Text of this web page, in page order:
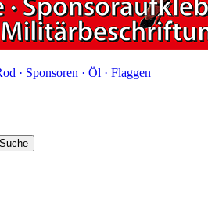
· Sponsoren · Öl · Flaggen
Suche